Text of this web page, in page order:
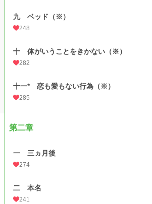
九 ベッド（※）
248
十 体がいうことをきかない（※）
282
十一* 恋も愛もない行為（※）
285
第二章
一 三ヵ月後
274
二 本名
241